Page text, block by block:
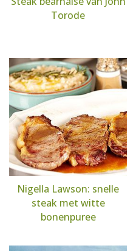
Torode
Nigella Lawson: snelle
steak met witte
bonenpuree